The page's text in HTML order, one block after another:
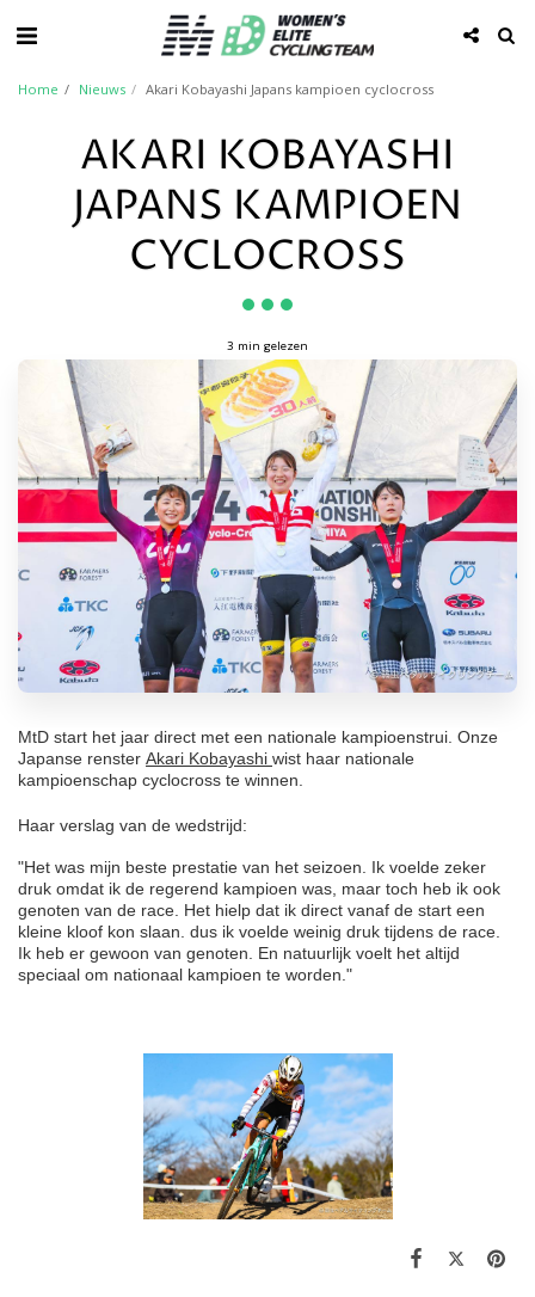
Home Nieuws Akari Kobayashi Japans kampioen cyclocross
AKARI KOBAYASHI
JAPANS KAMPIOEN
CYCLOCROSS
3 min gelezen
MtD start het jaar direct met een nationale kampioenstrui. Onze
Japanse renster Akari Kobayashi wist haar nationale
kampioenschap cyclocross te winnen.
Haar verslag van de wedstrijd:
"Het was mijn beste prestatie van het seizoen. Ik voelde zeker
druk omdat ik de regerend kampioen was, maar toch heb ik ook
genoten van de race. Het hielp dat ik direct vanaf de start een
kleine kloof kon slaan. dus ik voelde weinig druk tijdens de race.
Ik heb er gewoon van genoten. En natuurlijk voelt het altijd
speciaal om nationaal kampioen te worden."